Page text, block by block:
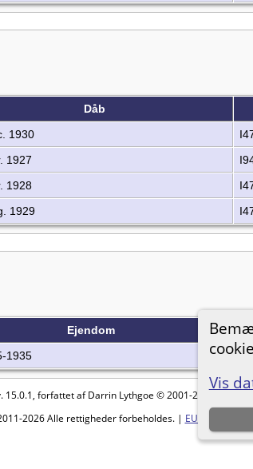
Vis
Dåb
1930
1927
1928
1929
Ejendom
1935 I342
15.0.1, forfattet af Darrin Lythgoe © 2001-2026.
2026 Alle rettigheder forbeholdes. | EU-